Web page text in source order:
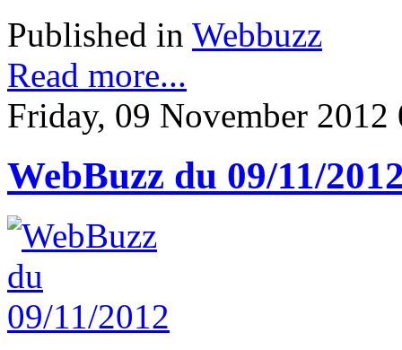
Published in Webbuzz
Read more...
Friday, 09 November 2012
WebBuzz du 09/11/